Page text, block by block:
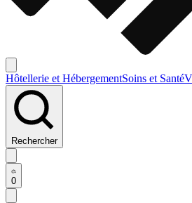
Hôtellerie et HébergementSoins et Santé
Rechercher
0